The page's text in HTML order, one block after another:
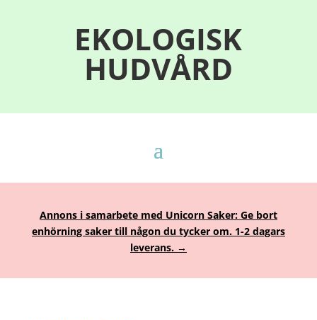
EKOLOGISK
HUDVÅRD
Annons i samarbete med Unicorn Saker: Ge bort
enhörning saker till någon du tycker om. 1-2 dagars
leverans. →